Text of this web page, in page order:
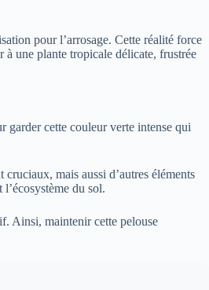
pour l’arrosage. Cette réalité force
à une plante tropicale délicate, frustrée
garder cette couleur verte intense qui
mais aussi d’autres éléments
du sol.
Ainsi, maintenir cette pelouse